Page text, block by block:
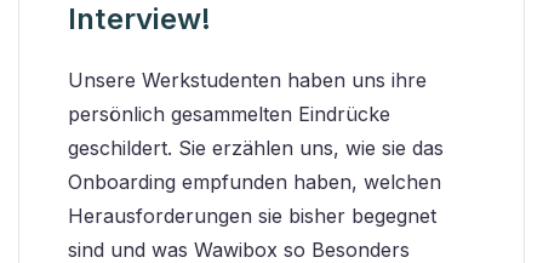
Interview!
Unsere Werkstudenten haben uns ihre
persönlich gesammelten Eindrücke
geschildert. Sie erzählen uns, wie sie das
Onboarding empfunden haben, welchen
Herausforderungen sie bisher begegnet
sind und was Wawibox so Besonders